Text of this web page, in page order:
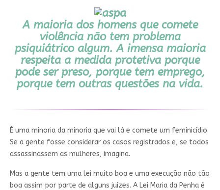
A maioria dos homens que comete
violência não tem problema
psiquiátrico algum. A imensa maioria
respeita a medida protetiva porque
pode ser preso, porque tem emprego,
porque tem outras questões na vida.
É uma minoria da minoria que vai lá e comete um feminicídio.
Se a gente fosse considerar os casos registrados e, se todos
assassinassem as mulheres, imagina.
Mas a gente tem uma lei muito boa e uma execução não tão
boa assim por parte de alguns juízes. A Lei Maria da Penha é